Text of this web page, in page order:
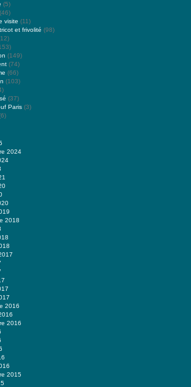
(5)
(46)
visite (11)
et frivolité (98)
(149)
(74)
(66)
(103)
(37)
Paris (3)
2024
2018
2016
2016
2015